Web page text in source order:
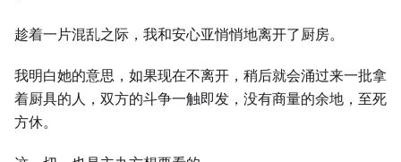
趁着一片混乱之际，我和安心亚悄悄地离开了厨房。
我明白她的意思，如果现在不离开，稍后就会涌过来一批拿
着厨具的人，双方的斗争一触即发，没有商量的余地，至死
方休。